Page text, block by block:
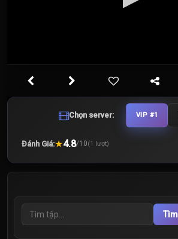
Chọn server: VIP #1
Đánh Giá:★4.8/10(1 lượt)
Tìm